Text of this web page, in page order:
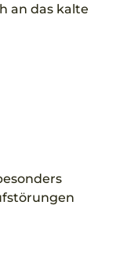
an das kalte